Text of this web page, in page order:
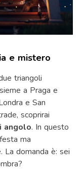
e mistero
triangoli
a Praga e
e San
scoprirai
angolo. In questo
ma
La domanda è: sei